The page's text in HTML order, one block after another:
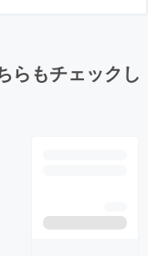
らもチェックし